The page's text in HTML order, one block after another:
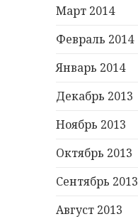
Март 2014
Февраль 2014
Январь 2014
Декабрь 2013
Ноябрь 2013
Октябрь 2013
Сентябрь 2013
Август 2013